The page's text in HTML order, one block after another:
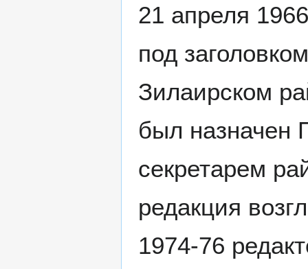
21 апреля
под
Зилаирском
был назначен
секретарем
редакция
1974-76